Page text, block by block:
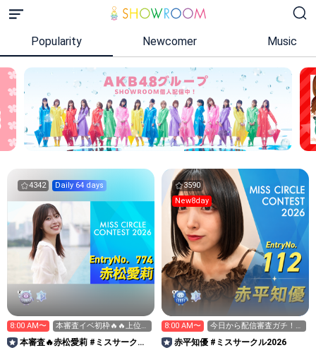
Popularity Newcomer Music
4342 Daily 64 days
8:00 AM〜
本審査イベ初枠🔥🔥上位い
くー‼️
本審査🔥赤松愛莉 #ミスサークル
3590
New8day
8:00 AM〜
今日から配信審査ガチ！投
票もお願いします😭🙇‍♂️
赤平知優 #ミスサークル2026